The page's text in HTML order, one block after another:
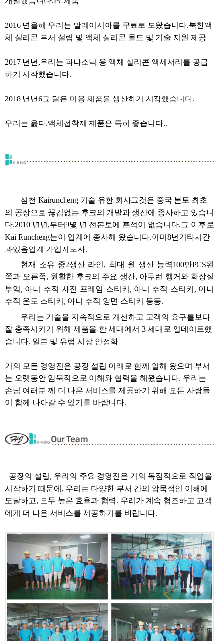
2016 년 올해 우리는 말레이시아를 무료로 도왔습니다.북한액
체 실리콘 부서 설립 및 액체 실리콘 몰드 및 기술 지원 제공
2017 년 년 ,우리는 파나소닉 용 액체 실리콘 액세서리를 공급
하기 시작했습니다.
2018 년 년6그 달은 미용 제품을 생산하기 시작했습니다.
우리는 옳다.액체 접착제 제품은 특히 좋습니다..
심천 Kairuncheng 기술 유한 회사그것은 중국 본토 최초
의 공장으로 끊김없는 후크의 개발과 생산에 종사하고 있습니
다.2010 년 년,부터9몇 년 전 본토에 흔적이 없습니다.그 이후로
Kai Runcheng는이 업계에 종사해 왔습니다.이미 8년 기타시간
과있음업계 가입지도자.
현재 소유 중2생산 라인, 최대 월 생산 능력100만PCS왼
쪽과 오른쪽, 원활한 후크의 주요 생산, 아무런 행거와 화장실
부엌, 아니 추적 사진 프레임 스티커, 아니 추적 스티커, 아니
추적 온도 스티커, 아니 추적 양면 스티커 등등.
우리는 기술을 지속적으로 개선하고 고객의 요구를보다
잘 충족시키기 위해 제품을 한 세대에서 3 세대로 업데이트했
습니다. 일본 및 유럽 시장 안정화
거의 모든 경영진은 공장 설립 이래로 함께 일해 왔으며 부서
는 오랫동안 암묵적으로 이해와 협력을 해왔습니다. 우리는
손님 여러분 께 더 나은 서비스를 제공하기 위해 모든 사람들
이 함께 나아갈 수 있기를 바랍니다.
공장의 설립, 우리의 주요 경영진은 거의 독점적으로 작업을
시작하기 때문에, 우리는 다양한 부서 간의 암묵적인 이해에
도달하고, 모두 높은 효율과 협력. 우리가 계속 협조하고 고객
에게 더 나은 서비스를 제공하기를 바랍니다.